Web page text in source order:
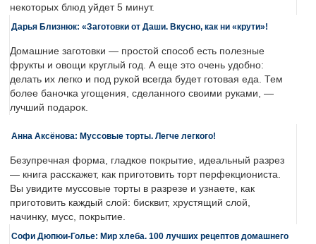
некоторых блюд уйдет 5 минут.
Дарья Близнюк: «Заготовки от Даши. Вкусно, как ни «крути»!
Домашние заготовки — простой способ есть полезные
фрукты и овощи круглый год. А еще это очень удобно:
делать их легко и под рукой всегда будет готовая еда. Тем
более баночка угощения, сделанного своими руками, —
лучший подарок.
Анна Аксёнова: Муссовые торты. Легче легкого!
Безупречная форма, гладкое покрытие, идеальный разрез
— книга расскажет, как приготовить торт перфекциониста.
Вы увидите муссовые торты в разрезе и узнаете, как
приготовить каждый слой: бисквит, хрустящий слой,
начинку, мусс, покрытие.
Софи Дюпюи-Голье: Мир хлеба. 100 лучших рецептов домашнего